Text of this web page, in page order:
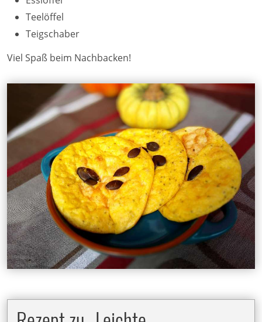
Teelöffel
Teigschaber
Viel Spaß beim Nachbacken!